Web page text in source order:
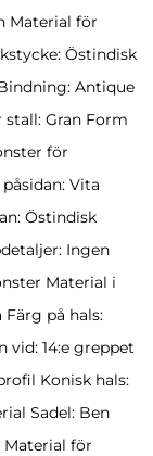
Material för
Östindisk
Antique
Gran Form
för
Vita
Östindisk
Ingen
Material i
på hals:
vid: 14:e greppet
Konisk hals:
Sadel: Ben
för